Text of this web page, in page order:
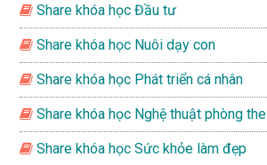
Share khóa học Đầu tư
Share khóa học Nuôi dạy con
Share khóa học Phát triển cá nhân
Share khóa học Nghệ thuật phòng the
Share khóa học Sức khỏe làm đẹp